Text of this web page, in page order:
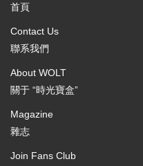
首頁
Contact Us
聯系我們
About WOLT
關于 “時光寶盒”
Magazine
雜志
Join Fans Club